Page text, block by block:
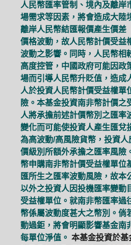
人民幣匯率管制、境內及離岸
場需求等因素，將會造成大陸
離岸人民幣結匯報價產生價差
價格波動，故人民幣計價受益
波動之影響。同時，人民幣相
高度控管，中國政府可能因政
場而引導人民幣升貶值，造成
人於投資人民幣計價受益權單
險。本基金投資南非幣計價之
人將承擔前述計價幣別之匯率
變化而可能使投資人產生匯兌
為高波動/高風險貨幣，投資
價級別所額外承擔之匯率風險
幣申購南非幣計價受益權單位
匯所生之匯率波動風險，故本
以外之投資人因投機匯率變動
受益權單位。就南非幣匯率過
幣係屬波動度甚大之幣別。倘
動過鉅，將會明顯影響基金南
每單位淨值。 本基金投資於